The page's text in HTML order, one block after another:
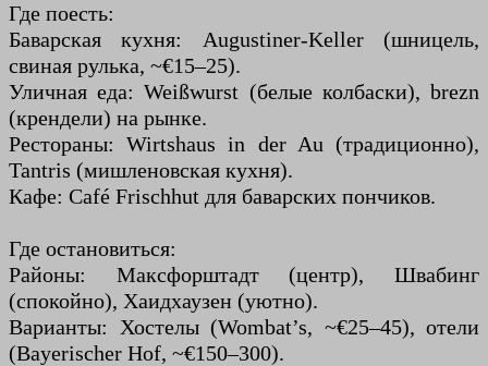
Где поесть:
Баварская кухня: Augustiner-Keller (шницель,
свиная рулька, ~€15–25).
Уличная еда: Weißwurst (белые колбаски), brezn
(крендели) на рынке.
Рестораны: Wirtshaus in der Au (традиционно),
Tantris (мишленовская кухня).
Кафе: Café Frischhut для баварских пончиков.
Где остановиться:
Районы: Максфорштадт (центр), Швабинг
(спокойно), Хаидхаузен (уютно).
Варианты: Хостелы (Wombat’s, ~€25–45), отели
(Bayerischer Hof, ~€150–300).